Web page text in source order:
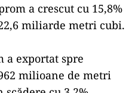
a crescut cu 15,8%
miliarde metri cubi.
a exportat spre
milioane de metri